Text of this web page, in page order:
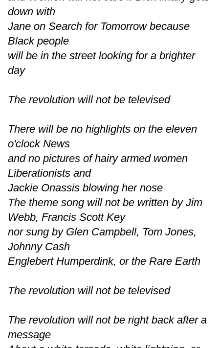
down with
Jane on Search for Tomorrow because
Black people
will be in the street looking for a brighter
day
The revolution will not be televised
There will be no highlights on the eleven
o'clock News
and no pictures of hairy armed women
Liberationists and
Jackie Onassis blowing her nose
The theme song will not be written by Jim
Webb, Francis Scott Key
nor sung by Glen Campbell, Tom Jones,
Johnny Cash
Englebert Humperdink, or the Rare Earth
The revolution will not be televised
The revolution will not be right back after a
message